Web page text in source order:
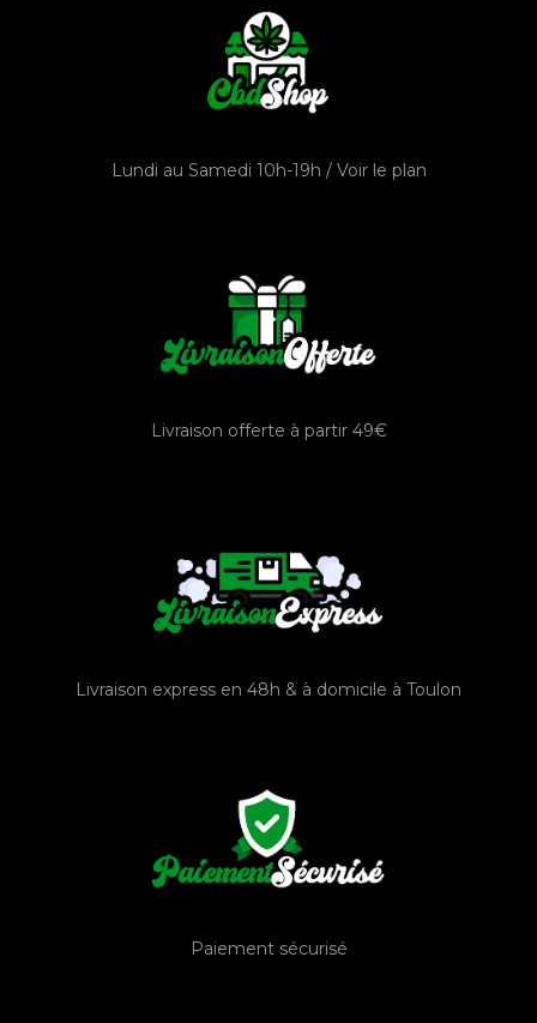
Lundi au Samedi 10h-19h / Voir le plan
Livraison offerte à partir 49€
Livraison express en 48h & à domicile à Toulon
Paiement sécurisé